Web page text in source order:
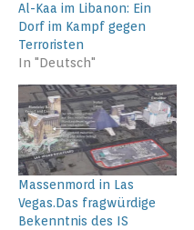
Al-Kaa im Libanon: Ein
Dorf im Kampf gegen
Terroristen
In "Deutsch"
Massenmord in Las
Vegas.Das fragwürdige
Bekenntnis des IS